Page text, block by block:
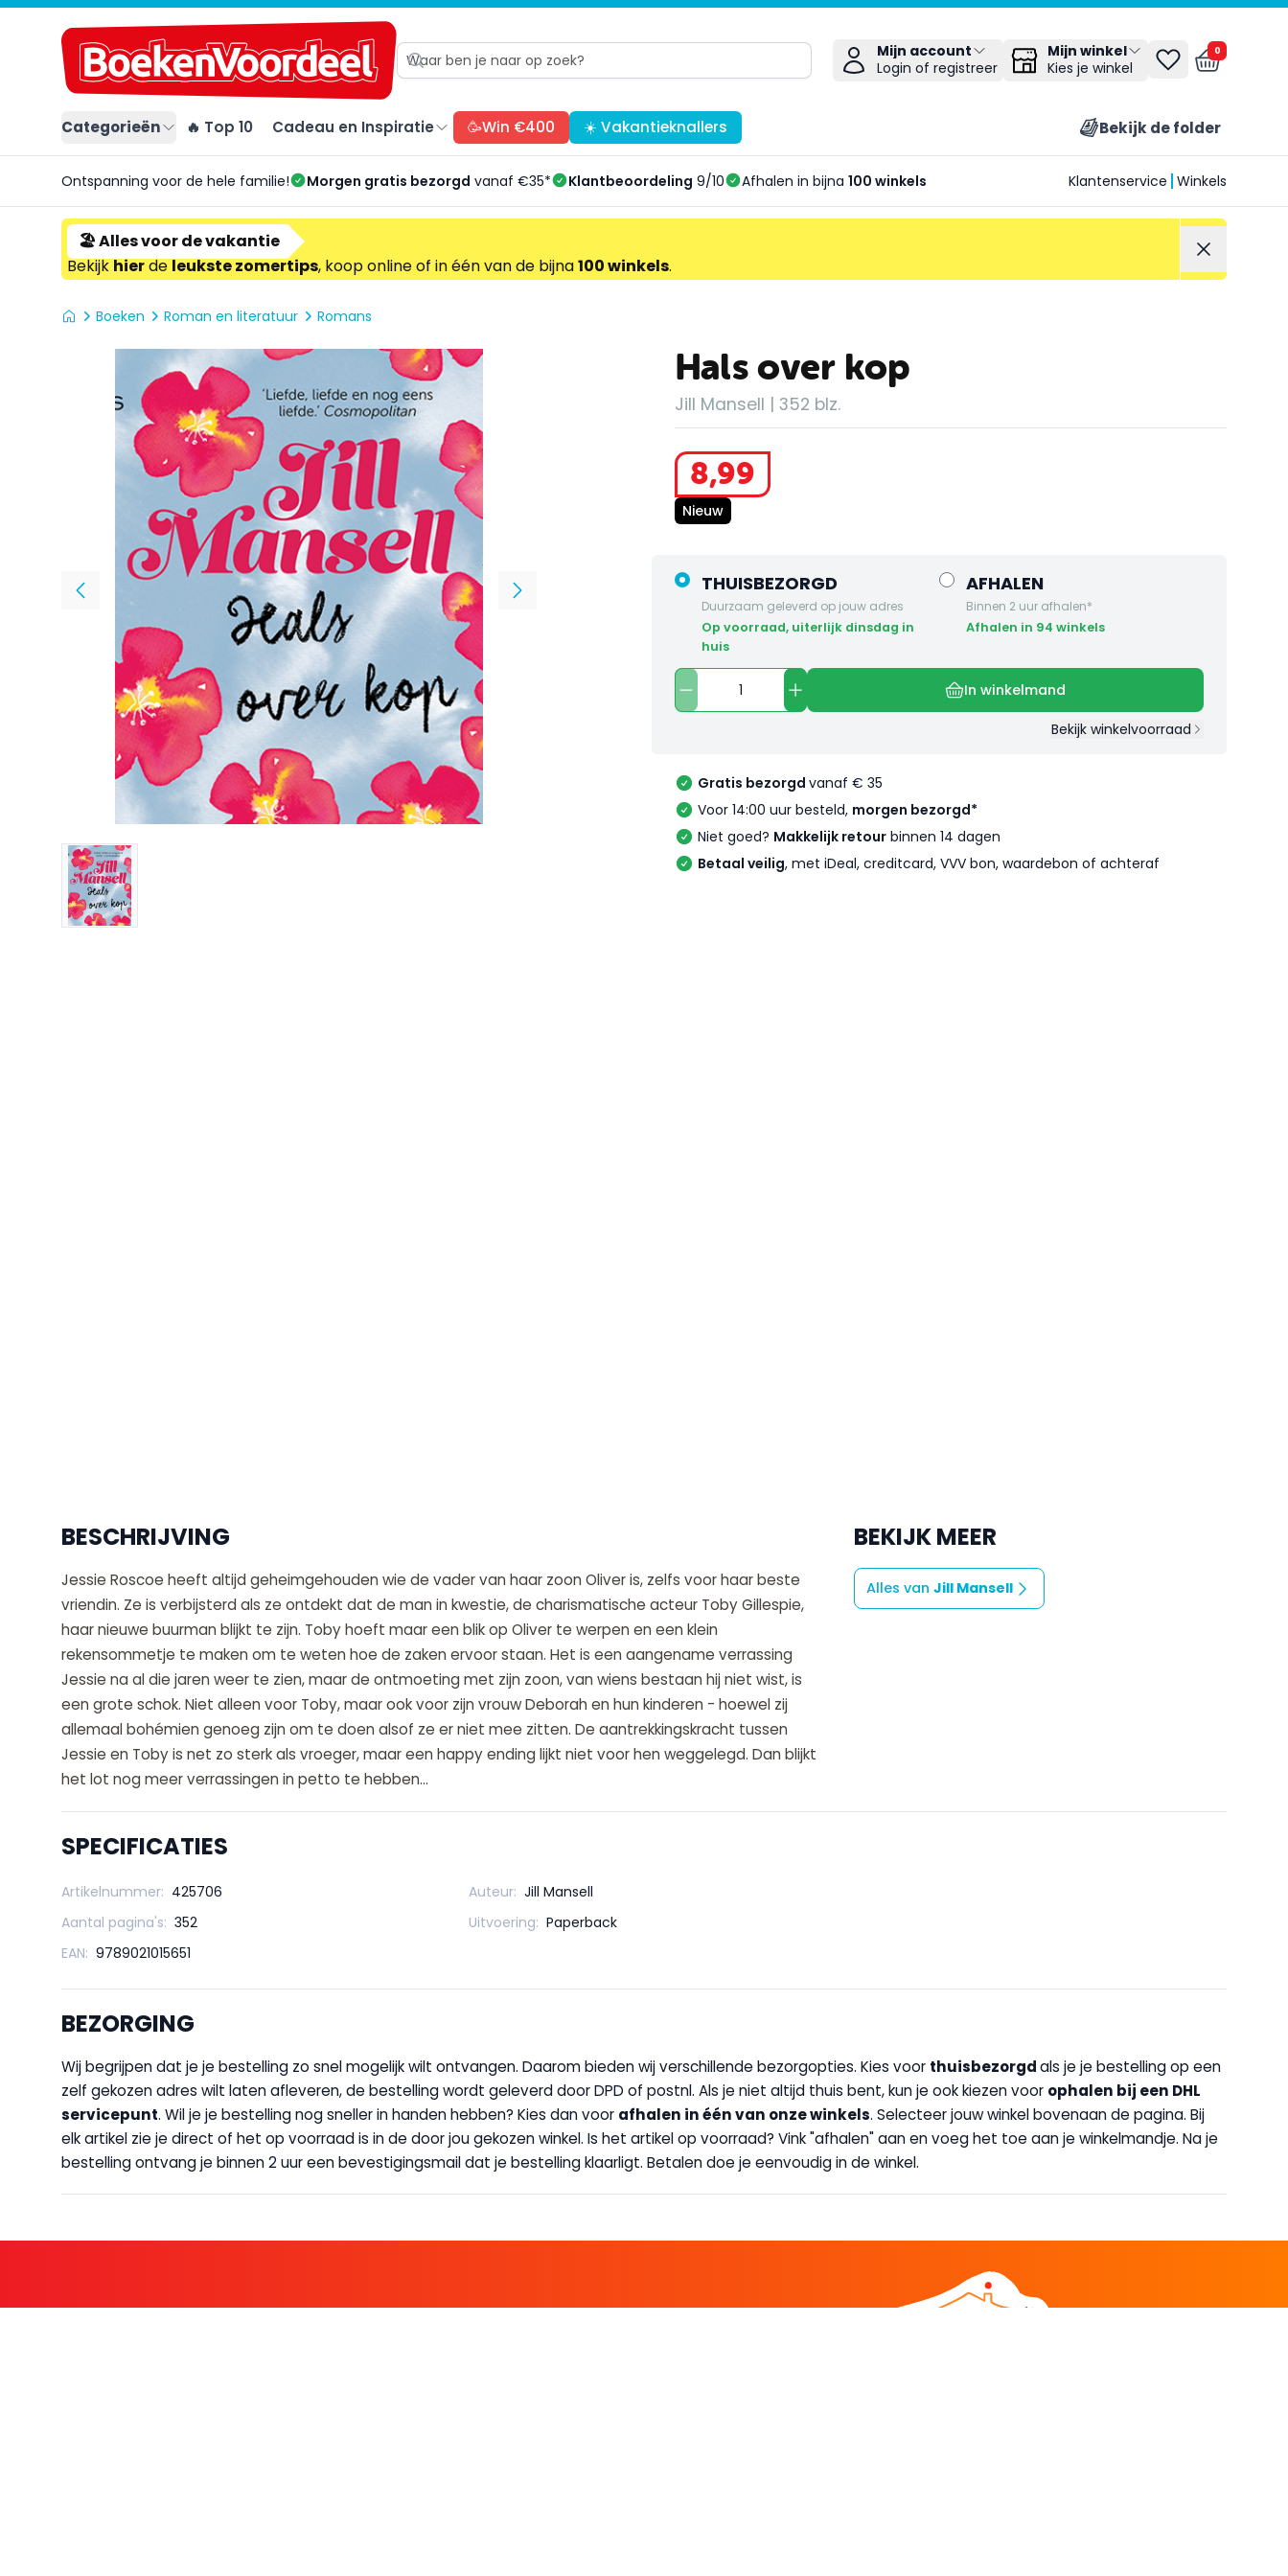
Mijn account
Login of registreer
Mijn winkel
Kies je winkel
0
Categorieën 🔥 Top 10 Cadeau en Inspiratie 🥳Win €400 ☀️ Vakantieknallers Bekijk de folder
Ontspanning voor de hele familie! Morgen gratis bezorgd vanaf €35* Klantbeoordeling 9/10 Afhalen in bijna 100 winkels Klantenservice Winkels
🏖️ Alles voor de vakantie
Bekijkhierdeleukste zomertips, koop online of in één van de bijna100 winkels.
Boeken Roman en literatuur Romans
Hals over kop
Jill Mansell | 352 blz.
8,99
Nieuw
THUISBEZORGD
Duurzaam geleverd op jouw adres
op voorraad, uiterlijk dinsdag in
huis
AFHALEN
Binnen 2 uur afhalen*
Afhalen in 94 winkels
In winkelmand
Bekijk winkelvoorraad
Gratis bezorgd vanaf € 35
Voor 14:00 uur besteld, morgen bezorgd*
Niet goed? Makkelijk retour binnen 14 dagen
Betaal veilig, met iDeal, creditcard, VVV bon, waardebon of achteraf
BEKIJK MEER
Alles van Jill Mansell
BESCHRIJVING
Jessie Roscoe heeft altijd geheimgehouden wie de vader van haar zoon Oliver is, zelfs voor haar beste
vriendin. Ze is verbijsterd als ze ontdekt dat de man in kwestie, de charismatische acteur Toby Gillespie,
haar nieuwe buurman blijkt te zijn. Toby hoeft maar een blik op Oliver te werpen en een klein
rekensommetje te maken om te weten hoe de zaken ervoor staan. Het is een aangename verrassing
Jessie na al die jaren weer te zien, maar de ontmoeting met zijn zoon, van wiens bestaan hij niet wist, is
een grote schok. Niet alleen voor Toby, maar ook voor zijn vrouw Deborah en hun kinderen - hoewel zij
allemaal bohémien genoeg zijn om te doen alsof ze er niet mee zitten. De aantrekkingskracht tussen
Jessie en Toby is net zo sterk als vroeger, maar een happy ending lijkt niet voor hen weggelegd. Dan blijkt
het lot nog meer verrassingen in petto te hebben...
SPECIFICATIES
Artikelnummer: 425706 Auteur: Jill Mansell
Aantal pagina's: 352 Uitvoering: Paperback
EAN: 9789021015651
BEZORGING
Wij begrijpen dat je je bestelling zo snel mogelijk wilt ontvangen. Daarom bieden wij verschillende bezorgopties. Kies voor thuisbezorgdals je je bestelling op een
zelf gekozen adres wilt laten afleveren, de bestelling wordt geleverd door DPD of postnl. Als je niet altijd thuis bent, kun je ook kiezen voor ophalen bij een DHL
servicepunt. Wil je je bestelling nog sneller in handen hebben? Kies dan voor afhalen in één van onze winkels. Selecteer jouw winkel bovenaan de pagina. Bij
elk artikel zie je direct of het op voorraad is in de door jou gekozen winkel. Is het artikel op voorraad? Vink "afhalen" aan en voeg het toe aan je winkelmandje. Na je
bestelling ontvang je binnen 2 uur een bevestigingsmail dat je bestelling klaarligt. Betalen doe je eenvoudig in de winkel.